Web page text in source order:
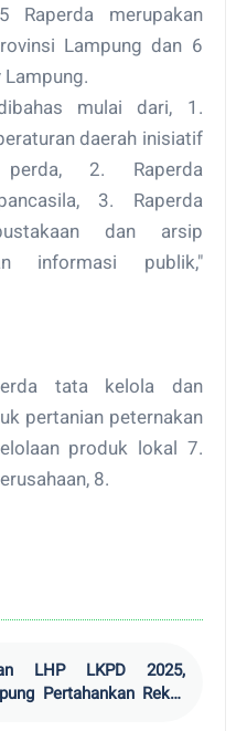
Raperda merupakan
Lampung dan 6
mulai dari, 1.
daerah inisiatif
perda, 2. Raperda
3. Raperda
dan arsip
informasi publik,"
tata kelola dan
pertanian peternakan
produk lokal 7.
8.
LHP LKPD 2025,
Pertahankan Rekor